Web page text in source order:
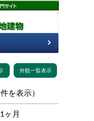
（ 1 〜 2 件を表示）
1ヶ月